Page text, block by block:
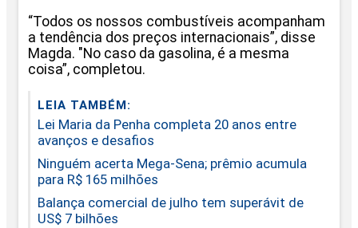
“Todos os nossos combustíveis acompanham
a tendência dos preços internacionais”, disse
Magda. "No caso da gasolina, é a mesma
coisa”, completou.
LEIA TAMBÉM:
Lei Maria da Penha completa 20 anos entre
avanços e desafios
Ninguém acerta Mega-Sena; prêmio acumula
para R$ 165 milhões
Balança comercial de julho tem superávit de
US$ 7 bilhões